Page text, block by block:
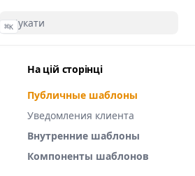
⌘K
На цій сторінці
Публичные шаблоны
Уведомления клиента
Внутренние шаблоны
Компоненты шаблонов